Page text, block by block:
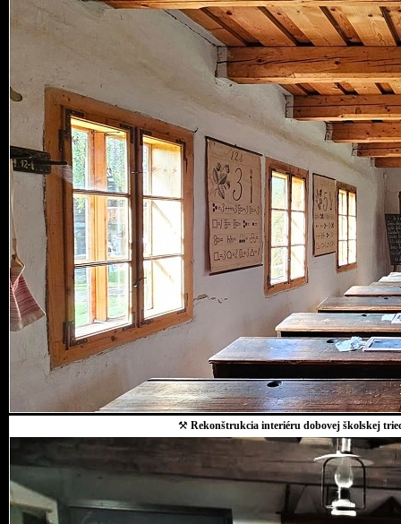
⚒ Rekonštrukcia interiéru dobovej školskej